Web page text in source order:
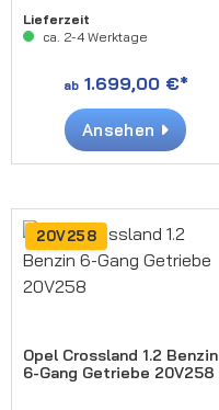
Lieferzeit
ca. 2-4 Werktage
ab1.699,00 €*
Ansehen
20V258
Opel Crossland 1.2 Benzin
6-Gang Getriebe 20V258